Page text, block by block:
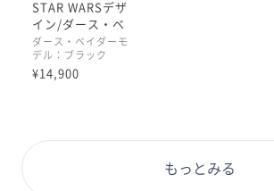
STAR WARSデザ
イン/ダース・ベ
イダーモデル
ダース・ベイダーモ
デル：ブラック
¥14,900
もっとみる